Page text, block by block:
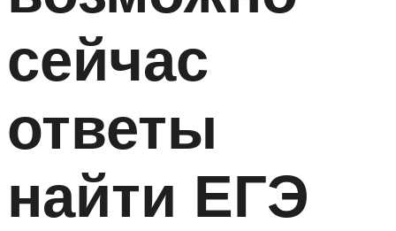
сейчас
ответы
найти ЕГЭ